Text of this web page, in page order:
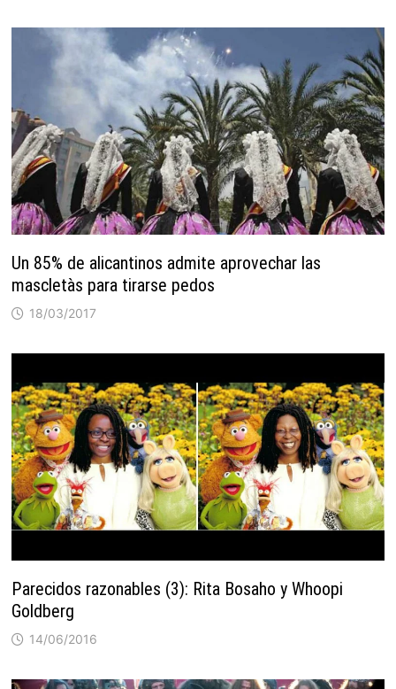
Un 85% de alicantinos admite aprovechar las
mascletàs para tirarse pedos
18/03/2017
Parecidos razonables (3): Rita Bosaho y Whoopi
Goldberg
14/06/2016